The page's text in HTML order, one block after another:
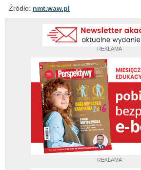
REKLAMA
REKLAMA
Źródło: nmt.waw.pl